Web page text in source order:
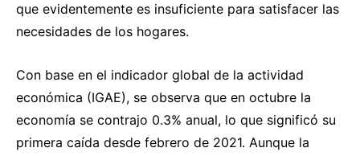
que evidentemente es insuficiente para satisfacer las
necesidades de los hogares.
Con base en el indicador global de la actividad
económica (IGAE), se observa que en octubre la
economía se contrajo 0.3% anual, lo que significó su
primera caída desde febrero de 2021. Aunque la